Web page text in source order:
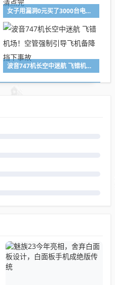
女子用漏洞0元买了3000台电器：货物堆积如山 8小时才清点完
波音747机长空中迷航 飞错机场！空管强制引导飞机备降 挡下事故